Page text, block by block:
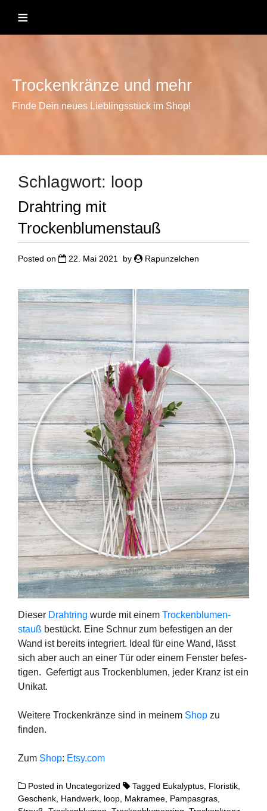
content
≡
Trockenkränze und mehr
Finde Dein neues Lieblingsstück im Shop!
Schlagwort: loop
Drahtring mit
Trockenblumenstauß
Posted on 22. Mai 2021 by Rapunzelchen
Die­ser Draht­ring wur­de mit einem Tro­cken­blu­men­
stauß bestückt. Eine Schnur zum befes­ti­gen an der
Wand ist bereits inte­griert. Ide­al für eine Wand, lässt
sich aber auch an einer Tür oder einem Fens­ter befes­
ti­gen. Gefer­tigt aus Tro­cken­blu­men, jeder Kranz ist ein
Unikat.
Wei­te­re Tro­cken­krän­ze sind in mei­nem Shop zu
finden.
Zum Shop: Etsy.com
Posted in Uncategorized Tagged Eukalyptus Floristik
Geschenk Handwerk loop Makramee Pampasgras